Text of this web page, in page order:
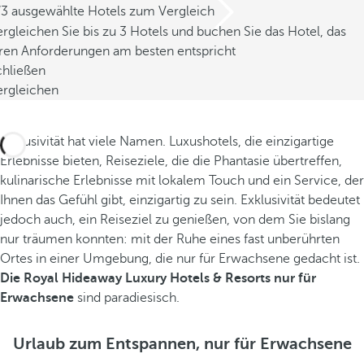
ausgewählte Hotels zum Vergleich
Sie bis zu 3 Hotels und buchen Sie das Hotel, das
Anforderungen am besten entspricht
Exklusivität hat viele Namen. Luxushotels, die einzigartige
Erlebnisse bieten, Reiseziele, die die Phantasie übertreffen,
kulinarische Erlebnisse mit lokalem Touch und ein Service, der
Ihnen das Gefühl gibt, einzigartig zu sein. Exklusivität bedeutet
jedoch auch, ein Reiseziel zu genießen, von dem Sie bislang
nur träumen konnten: mit der Ruhe eines fast unberührten
Ortes in einer Umgebung, die nur für Erwachsene gedacht ist.
Die Royal Hideaway Luxury Hotels & Resorts nur für
Erwachsene sind paradiesisch.
Urlaub zum Entspannen, nur für Erwachsene